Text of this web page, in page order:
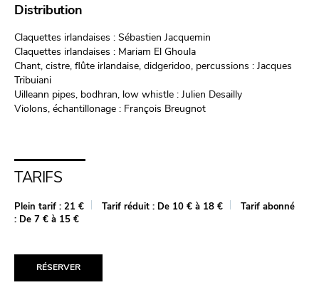
Distribution
Claquettes irlandaises : Sébastien Jacquemin
Claquettes irlandaises : Mariam El Ghoula
Chant, cistre, flûte irlandaise, didgeridoo, percussions : Jacques
Tribuiani
Uilleann pipes, bodhran, low whistle : Julien Desailly
Violons, échantillonage : François Breugnot
TARIFS
Plein tarif : 21 € Tarif réduit : De 10 € à 18 €
Tarif abonné
: De 7 € à 15 €
RÉSERVER